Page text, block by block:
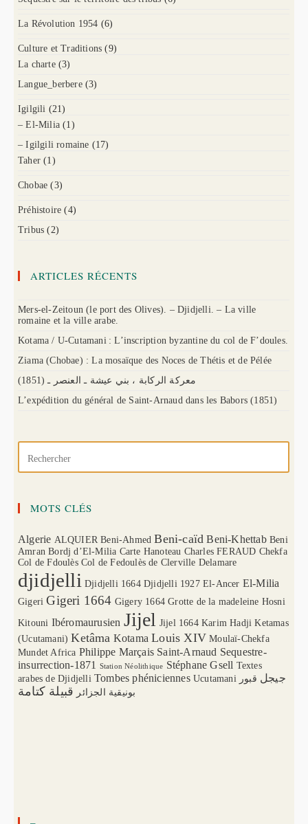
La Révolution 1954 (6)
Culture et Traditions (9)
La charte (3)
Langue_berbere (3)
Igilgili (21)
– El-Milia (1)
– Igilgili romaine (17)
Taher (1)
Chobae (3)
Préhistoire (4)
Tribus (2)
ARTICLES RÉCENTS
Mers-el-Zeitoun (le port des Olives). – Djidjelli. – La ville
romaine et la ville arabe.
Kotama / U-Cutamani : L’inscription byzantine du col de F’doules.
Ziama (Chobae) : La mosaïque des Noces de Thétis et de Pélée
(1851) معركة الركابة ، بني عيشة ـ العنصر ـ
L’expédition du général de Saint-Arnaud dans les Babors (1851)
MOTS CLÉS
Algerie ALQUIER Beni-Ahmed Beni-caïd Beni-Khettab Beni
Amran Bordj d’El-Milia Carte Hanoteau Charles FERAUD Chekfa
Col de Fdoulès Col de Fedoulès de Clerville Delamare
djidjelli Djidjelli 1664 Djidjelli 1927 El-Ancer El-Milia
Gigeri Gigeri 1664 Gigery 1664 Grotte de la madeleine Hosni
Kitouni Ibéromaurusien Jijel Jijel 1664 Karim Hadji Ketamas
(Ucutamani) Ketâma Kotama Louis XIV Moulaï-Chekfa
Mundet Africa Philippe Marçais Saint-Arnaud Sequestre-
insurrection-1871
Station Néolithique Stéphane Gsell Textes
arabes de Djidjelli Tombes phéniciennes Ucutamani جيجل قبور
بونيقية الجزائر قبيلة كتامة